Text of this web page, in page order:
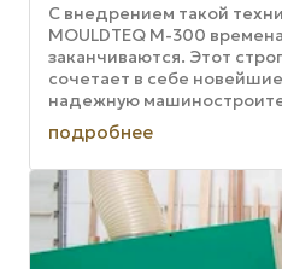
С внедрением такой
MOULDTEQ M-300
заканчиваются. Этот
сочетает в себе
надежную
образом, имеем
...
подробнее